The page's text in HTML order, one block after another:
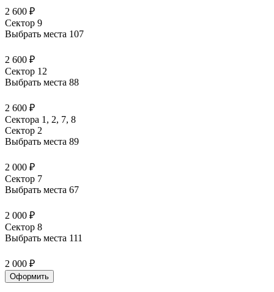
2 600 ₽
Сектор 9
Выбрать места 107
2 600 ₽
Сектор 12
Выбрать места 88
2 600 ₽
Сектора 1, 2, 7, 8
Сектор 2
Выбрать места 89
2 000 ₽
Сектор 7
Выбрать места 67
2 000 ₽
Сектор 8
Выбрать места 111
2 000 ₽
Оформить